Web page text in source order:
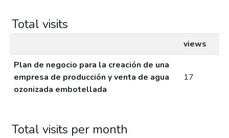
Total visits
views
Plan de negocio para la creación de una
empresa de producción y venta de agua
ozonizada embotellada
17
Total visits per month